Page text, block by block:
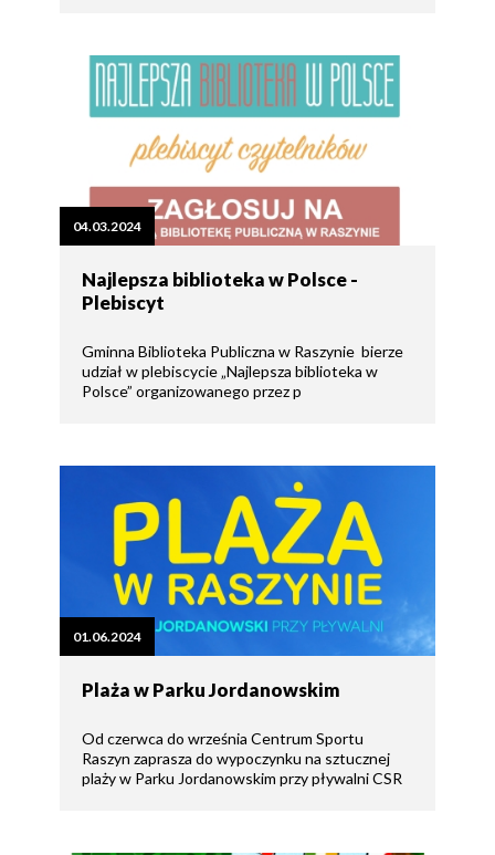
04.03.2024
Najlepsza biblioteka w Polsce -
Plebiscyt
Gminna Biblioteka Publiczna w Raszynie bierze
udział w plebiscycie „Najlepsza biblioteka w
Polsce” organizowanego przez p
01.06.2024
Plaża w Parku Jordanowskim
Od czerwca do września Centrum Sportu
Raszyn zaprasza do wypoczynku na sztucznej
plaży w Parku Jordanowskim przy pływalni CSR